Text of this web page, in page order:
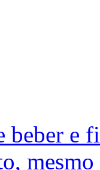
beber e